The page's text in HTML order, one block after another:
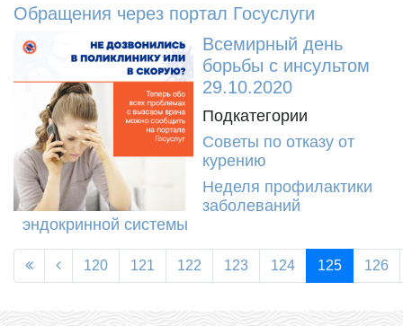
Обращения через портал Госуслуги
Всемирный день
борьбы с инсультом
29.10.2020
Подкатегории
Советы по отказу от
курению
Неделя профилактики
заболеваний
эндокринной системы
120 121 122 123 124 125 126